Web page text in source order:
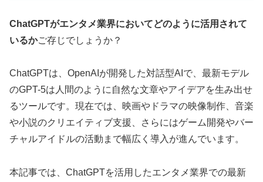
ChatGPTがエンタメ業界においてどのように活用されて
いるかご存じでしょうか？
ChatGPTは、OpenAIが開発した対話型AIで、最新モデル
のGPT-5は人間のように自然な文章やアイデアを生み出せ
るツールです。現在では、映画やドラマの映像制作、音楽
や小説のクリエイティブ支援、さらにはゲーム開発やバー
チャルアイドルの活動まで幅広く導入が進んでいます。
本記事では、ChatGPTを活用したエンタメ業界での最新